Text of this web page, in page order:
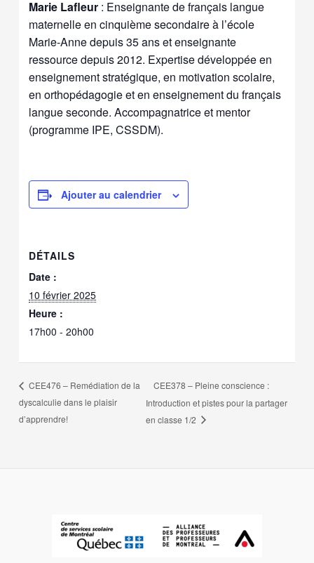
Marie Lafleur : Enseignante de français langue
maternelle en cinquième secondaire à l’école
Marie-Anne depuis 35 ans et enseignante
ressource depuis 2012. Expertise développée en
enseignement stratégique, en motivation scolaire,
en orthopédagogie et en enseignement du français
langue seconde. Accompagnatrice et mentor
(programme IPE, CSSDM).
Ajouter au calendrier
DÉTAILS
Date :
10 février 2025
Heure :
17h00 - 20h00
CEE476 – Remédiation de la
dyscalculie dans le plaisir
d’apprendre!
CEE378 – Pleine conscience :
Introduction et pistes pour la partager
en classe 1/2